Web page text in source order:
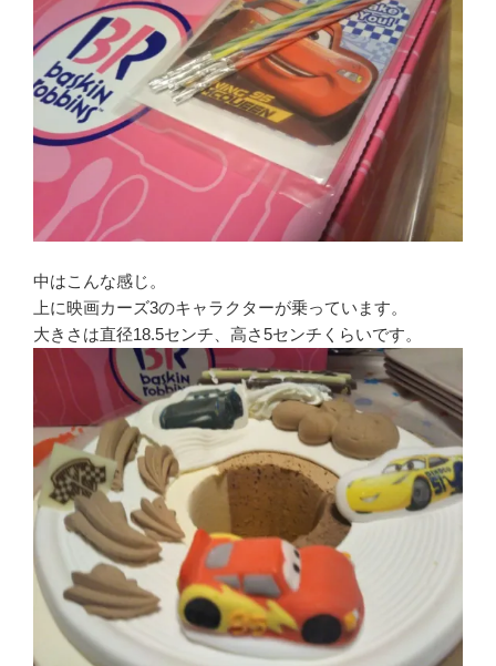
中はこんな感じ。
上に映画カーズ3のキャラクターが乗っています。
大きさは直径18.5センチ、高さ5センチくらいです。